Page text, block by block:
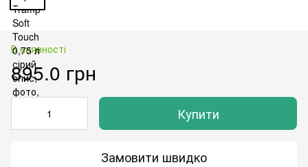
В наявності
895.0 грн
Купити
Замовити швидко